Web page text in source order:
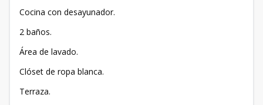
Cocina con desayunador.
2 baños.
Área de lavado.
Clóset de ropa blanca.
Terraza.